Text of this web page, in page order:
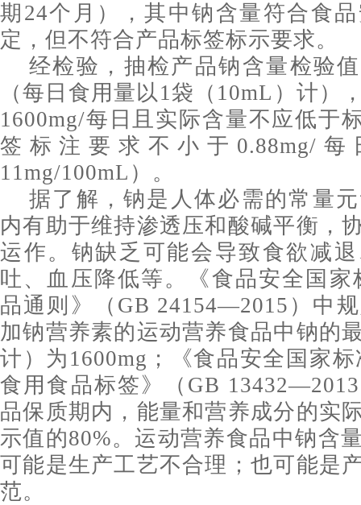
期24个月），其中钠含量符合食
定，但不符合产品标签标示要求。
经检验，抽检产品钠含量检验
（每日食用量以1袋（10mL）计）
1600mg/每日且实际含量不应低于
签标注要求不小于0.88mg/
11mg/100mL）。
据了解，钠是人体必需的常量
内有助于维持渗透压和酸碱平衡，
运作。钠缺乏可能会导致食欲减
吐、血压降低等。《食品安全国
品通则》（GB 24154—2015）中
加钠营养素的运动营养食品中钠的
计）为1600mg；《食品安全国家
食用食品标签》（GB
品保质期内，能量和营养成分的实
示值的80%。运动营养食品中钠含
可能是生产工艺不合理；也可能是
范。